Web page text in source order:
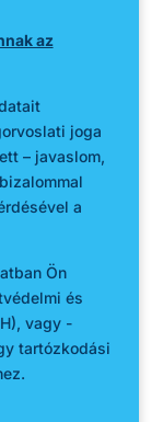
az
joga
– javaslom,
a
Ön
és
vagy -
tartózkodási